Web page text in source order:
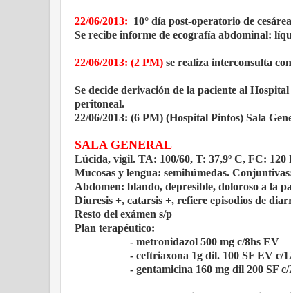
22/06/2013: 10° día post-operatorio de
Se recibe informe de ecografía abdominal:
22/06/2013: (2 PM) se realiza interconsulta
Se decide derivación de la paciente al
peritoneal.
22/06/2013: (6 PM) (Hospital Pintos) Sala
SALA GENERAL
Lúcida, vigil. TA: 100/60, T: 37,9º C, FC:
Mucosas y lengua: semihúmedas.
Abdomen: blando, depresible, doloroso a la
Diuresis +, catarsis +, refiere episodios de
Resto del exámen s/p
Plan terapéutico:
- metronidazol 500 mg c/8hs EV
- ceftriaxona 1g dil. 100 SF EV c/
- gentamicina 160 mg dil 200 SF c/